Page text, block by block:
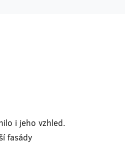
i jeho vzhled.
fasády